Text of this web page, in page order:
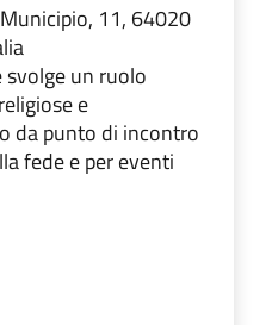
11, 64020
svolge un ruolo
e
da punto di incontro
fede e per eventi